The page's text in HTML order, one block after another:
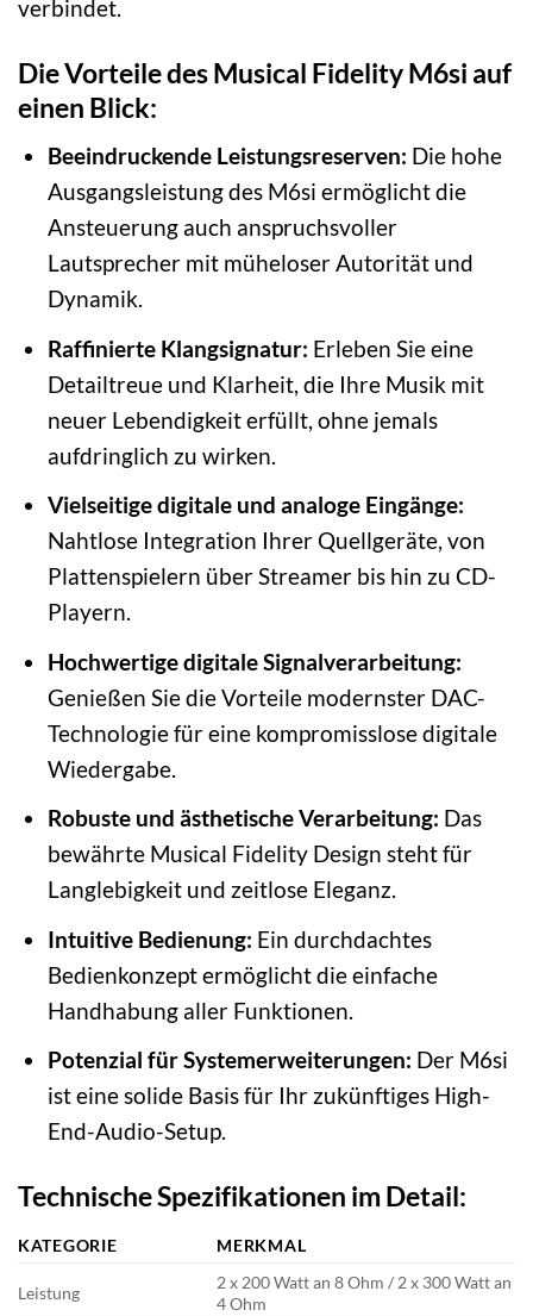
verbindet.
Die Vorteile des Musical Fidelity M6si auf
einen Blick:
Beeindruckende Leistungsreserven: Die hohe
Ausgangsleistung des M6si ermöglicht die
Ansteuerung auch anspruchsvoller
Lautsprecher mit müheloser Autorität und
Dynamik.
Raffinierte Klangsignatur: Erleben Sie eine
Detailtreue und Klarheit, die Ihre Musik mit
neuer Lebendigkeit erfüllt, ohne jemals
aufdringlich zu wirken.
Vielseitige digitale und analoge Eingänge:
Nahtlose Integration Ihrer Quellgeräte, von
Plattenspielern über Streamer bis hin zu CD-
Playern.
Hochwertige digitale Signalverarbeitung:
Genießen Sie die Vorteile modernster DAC-
Technologie für eine kompromisslose digitale
Wiedergabe.
Robuste und ästhetische Verarbeitung: Das
bewährte Musical Fidelity Design steht für
Langlebigkeit und zeitlose Eleganz.
Intuitive Bedienung: Ein durchdachtes
Bedienkonzept ermöglicht die einfache
Handhabung aller Funktionen.
Potenzial für Systemerweiterungen: Der M6si
ist eine solide Basis für Ihr zukünftiges High-
End-Audio-Setup.
Technische Spezifikationen im Detail:
KATEGORIE MERKMAL
Leistung
2 x 200 Watt an 8 Ohm / 2 x 300 Watt an
4 Ohm